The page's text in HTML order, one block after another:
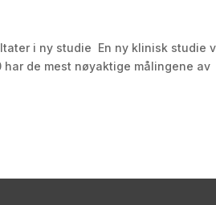
i ny studie En ny klinisk studie
de mest nøyaktige målingene av